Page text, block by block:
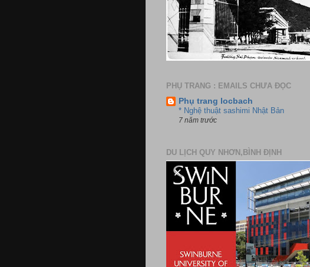
PHỤ TRANG : EMAILS CHƯA ĐỌC
Phụ trang locbach
* Nghệ thuật sashimi Nhật Bản
7 năm trước
DU LỊCH QUY NHƠN,BÌNH ĐỊNH